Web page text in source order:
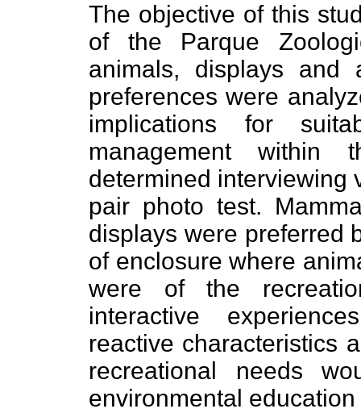
The objective of this
of the Parque
animals, displays and
preferences were
implications for
management within
determined interviewing
pair photo test.
displays were preferred
of enclosure where
were of the
interactive
reactive characteristics
recreational needs
environmental